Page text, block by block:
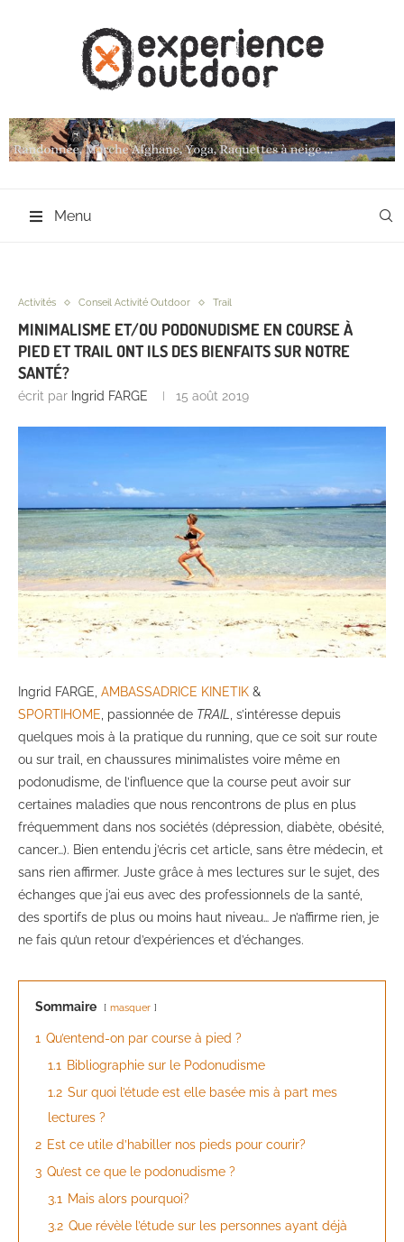
Menu
Activités Conseil Activité Outdoor Trail
MINIMALISME ET/OU PODONUDISME EN COURSE À
PIED ET TRAIL ONT ILS DES BIENFAITS SUR NOTRE
SANTÉ?
écrit par Ingrid FARGE 15 août 2019
Ingrid FARGE, AMBASSADRICE KINETIK &
SPORTIHOME , passionnée de TRAIL
, s’intéresse depuis
quelques mois à la pratique du running, que ce soit sur route
ou sur trail, en chaussures minimalistes voire même en
podonudisme, de l’influence que la course peut avoir sur
certaines maladies que nous rencontrons de plus en plus
fréquemment dans nos sociétés (dépression, diabète, obésité,
cancer…). Bien entendu j’écris cet article, sans être médecin, et
sans rien affirmer. Juste grâce à mes lectures sur le sujet, des
échanges que j’ai eus avec des professionnels de la santé,
des sportifs de plus ou moins haut niveau… Je n’affirme rien, je
ne fais qu’un retour d’expériences et d’échanges.
Sommaire masquer
1 Qu’entend-on par course à pied ?
1.1 Bibliographie sur le Podonudisme
1.2 Sur quoi l’étude est elle basée mis à part mes
lectures ?
2 Est ce utile d’habiller nos pieds pour courir?
3 Qu’est ce que le podonudisme ?
3.1 Mais alors pourquoi?
3.2 Que révèle l’étude sur les personnes ayant déjà